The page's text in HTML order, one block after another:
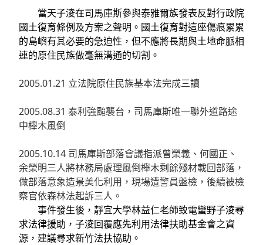
當天子淩在司馬庫斯參與泰雅爾族發表反對行政院
國土復育條例及方案之聲明 。 國土復育對這座傷痕累累
的島嶼有其必要的急迫性，但不應將長期與土地命脈相
連的原住民族做毫無溝通的切割 。
2005.01.21 立法院原住民族基本法完成三讀
2005.08.31 泰利強颱襲台，司馬庫斯唯一聯外道路途
中櫸木風倒
2005.10.14 司馬庫斯部落會議指派曾榮義、何國正、
余榮明三人將林務局處理風倒櫸木剩餘殘材載回部落，
做部落意象造景美化利用，現場遭警員盤檢，後續被檢
察官依森林法起訴三人。
事件發生後，靜宜大學林益仁老師致電蠻野子淩尋
求法律援助，子淩回覆應先利用法律扶助基金會之資
源，建議尋求新竹法扶協助。